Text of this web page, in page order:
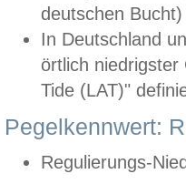
deutschen
In Deutschland
örtlich
Tide (LAT)"
Pegelkennwert:
Regulierungs-